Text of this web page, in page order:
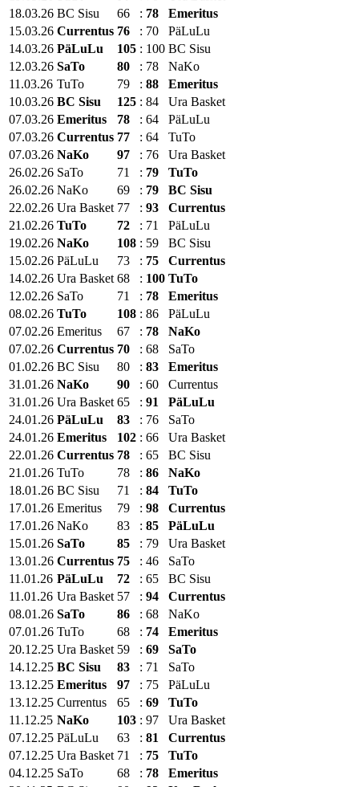
18.03.26 BC Sisu 66 : 78
Emeritus
15.03.26 Currentus 76 : 70
PäLuLu
14.03.26 PäLuLu 105 : 100 BC Sisu
12.03.26 SaTo 80 : 78
NaKo
11.03.26 TuTo 79 : 88
Emeritus
10.03.26 BC Sisu 125 : 84
Ura Basket
07.03.26 Emeritus 78 : 64
PäLuLu
07.03.26 Currentus 77 : 64
TuTo
07.03.26 NaKo 97 : 76
Ura Basket
26.02.26 SaTo 71 : 79
TuTo
26.02.26 NaKo 69 : 79
BC Sisu
22.02.26 Ura Basket 77 : 93
Currentus
21.02.26 TuTo 72 : 71
PäLuLu
19.02.26 NaKo 108 : 59
BC Sisu
15.02.26 PäLuLu 73 : 75
Currentus
14.02.26 Ura Basket 68 : 100 TuTo
12.02.26 SaTo 71 : 78
Emeritus
08.02.26 TuTo 108 : 86
PäLuLu
07.02.26 Emeritus 67 : 78
NaKo
07.02.26 Currentus 70 : 68
SaTo
01.02.26 BC Sisu 80 : 83
Emeritus
31.01.26 NaKo 90 : 60
Currentus
31.01.26 Ura Basket 65 : 91
PäLuLu
24.01.26 PäLuLu 83 : 76
SaTo
24.01.26 Emeritus 102 : 66
Ura Basket
22.01.26 Currentus 78 : 65
BC Sisu
21.01.26 TuTo 78 : 86
NaKo
18.01.26 BC Sisu 71 : 84
TuTo
17.01.26 Emeritus 79 : 98
Currentus
17.01.26 NaKo 83 : 85
PäLuLu
15.01.26 SaTo 85 : 79
Ura Basket
13.01.26 Currentus 75 : 46
SaTo
11.01.26 PäLuLu 72 : 65
BC Sisu
11.01.26 Ura Basket 57 : 94
Currentus
08.01.26 SaTo 86 : 68
NaKo
07.01.26 TuTo 68 : 74
Emeritus
20.12.25 Ura Basket 59 : 69
SaTo
14.12.25 BC Sisu 83 : 71
SaTo
13.12.25 Emeritus 97 : 75
PäLuLu
13.12.25 Currentus 65 : 69
TuTo
11.12.25 NaKo 103 : 97
Ura Basket
07.12.25 PäLuLu 63 : 81
Currentus
07.12.25 Ura Basket 71 : 75
TuTo
04.12.25 SaTo 68 : 78
Emeritus